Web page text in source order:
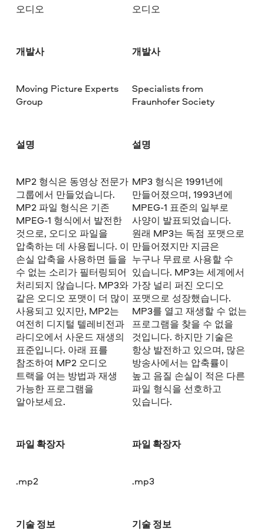
오디오
개발사
Moving Picture Experts
Group
설명
MP2 형식은 동영상 전문가
그룹에서 만들었습니다.
MP2 파일 형식은 기존
MPEG-1 형식에서 발전한
것으로, 오디오 파일을
압축하는 데 사용됩니다. 이
손실 압축을 사용하면 들을
수 없는 소리가 필터링되어
처리되지 않습니다. MP3와
같은 오디오 포맷이 더 많이
사용되고 있지만, MP2는
여전히 디지털 텔레비전과
라디오에서 사운드 재생의
표준입니다. 아래 표를
참조하여 MP2 오디오
트랙을 여는 방법과 재생
가능한 프로그램을
알아보세요.
파일 확장자
.mp2
기술 정보
오디오
개발사
Specialists from
Fraunhofer Society
설명
MP3 형식은 1991년에
만들어졌으며, 1993년에
MPEG-1 표준의 일부로
사양이 발표되었습니다.
원래 MP3는 독점 포맷으로
만들어졌지만 지금은
누구나 무료로 사용할 수
있습니다. MP3는 세계에서
가장 널리 퍼진 오디오
포맷으로 성장했습니다.
MP3를 열고 재생할 수 없는
프로그램을 찾을 수 없을
것입니다. 하지만 기술은
항상 발전하고 있으며, 많은
방송사에서는 압축률이
높고 음질 손실이 적은 다른
파일 형식을 선호하고
있습니다.
파일 확장자
.mp3
기술 정보